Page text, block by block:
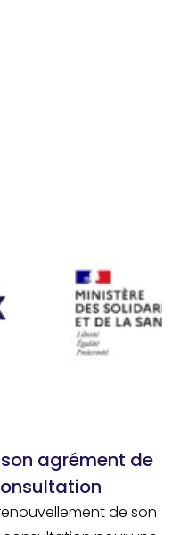
son agrément de
de son